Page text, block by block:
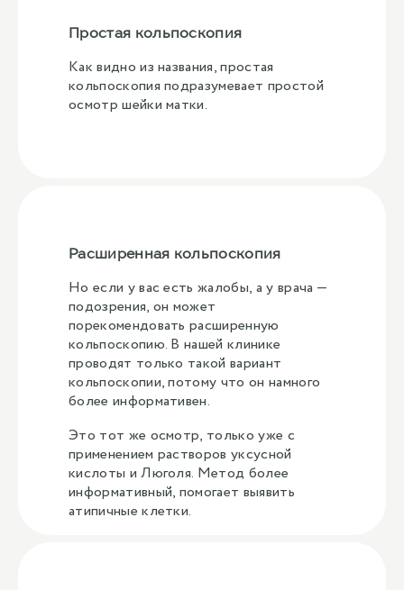
Простая кольпоскопия
Как видно из названия, простая
кольпоскопия подразумевает простой
осмотр шейки матки.
Расширенная кольпоскопия
Но если у вас есть жалобы, а у врача —
подозрения, он может
порекомендовать расширенную
кольпоскопию. В нашей клинике
проводят только такой вариант
кольпоскопии, потому что он намного
более информативен.
Это тот же осмотр, только уже с
применением растворов уксусной
кислоты и Люголя. Метод более
информативный, помогает выявить
атипичные клетки.